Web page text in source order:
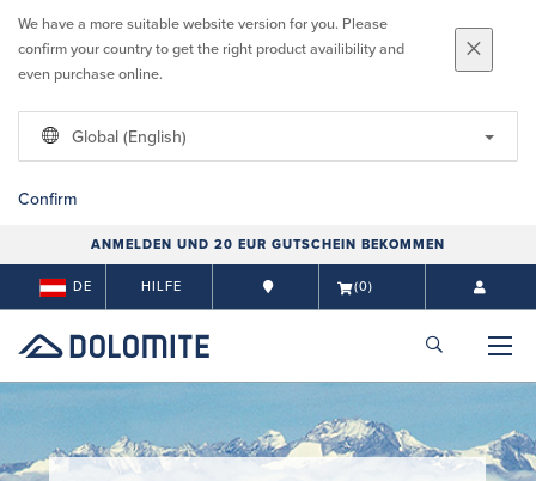
We have a more suitable website version for you. Please
confirm your country to get the right product availibility and
even purchase online.
Global (English)
Confirm
ANMELDEN UND 20 EUR GUTSCHEIN BEKOMMEN
DE HILFE (0)